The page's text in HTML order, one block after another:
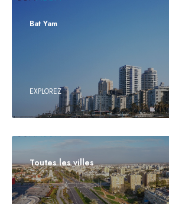
Bat Yam
EXPLOREZ
Toutes les villes